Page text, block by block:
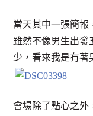
當天其中一張簡報
雖然不像男生出發
少，看來我是有著
會場除了點心之外